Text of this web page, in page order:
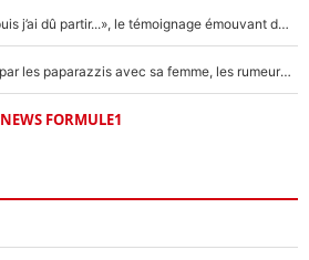
F1 : « Je lui ai fait un câlin, puis j’ai dû partir...», le témoignage émouvant de Max Verstappen sur sa fille
F1 : Charles Leclerc surpris par les paparazzis avec sa femme, les rumeurs étaient vraies !
NEWS FORMULE1